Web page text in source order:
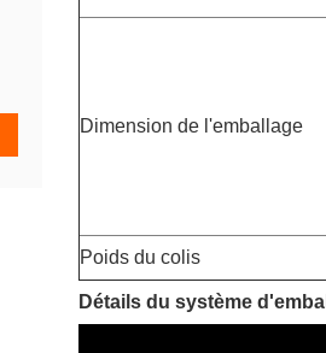
Dimension de l'emballage
Poids du colis
Détails du système